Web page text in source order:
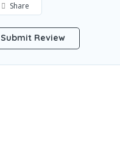
Share
Submit Review